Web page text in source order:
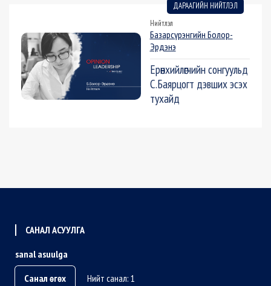
ДАРААГИЙН НИЙТЛЭЛ
Нийтлэл
Базарсүрэнгийн Болор-
Эрдэнэ
Ерөнхийлөгчийн сонгуульд
С.Баярцогт дэвших эсэх
тухайд
САНАЛ АСУУЛГА
sanal asuulga
Санал өгөх
Нийт санал: 1